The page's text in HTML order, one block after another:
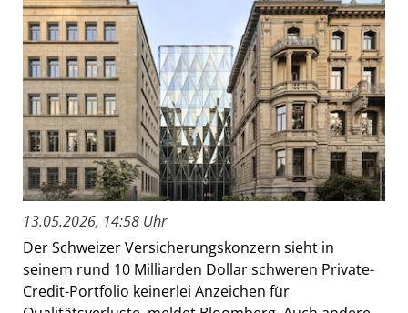
13.05.2026, 14:58 Uhr
Der Schweizer Versicherungskonzern sieht in
seinem rund 10 Milliarden Dollar schweren Private-
Credit-Portfolio keinerlei Anzeichen für